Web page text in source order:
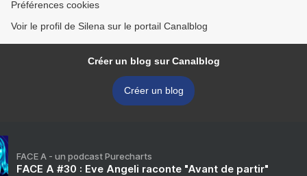
Préférences cookies
Voir le profil de Silena sur le portail Canalblog
Créer un blog sur Canalblog
Créer un blog
FACE A - un podcast Purecharts
FACE A #30 : Eve Angeli raconte "Avant de partir"